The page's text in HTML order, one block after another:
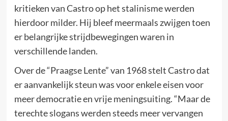
kritieken van Castro op het stalinisme werden
hierdoor milder. Hij bleef meermaals zwijgen toen
er belangrijke strijdbewegingen waren in
verschillende landen.
Over de “Praagse Lente” van 1968 stelt Castro dat
er aanvankelijk steun was voor enkele eisen voor
meer democratie en vrije meningsuiting. “Maar de
terechte slogans werden steeds meer vervangen